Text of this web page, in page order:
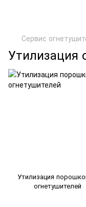
Сервис
Утилизация
Утилизация
огнетушителей